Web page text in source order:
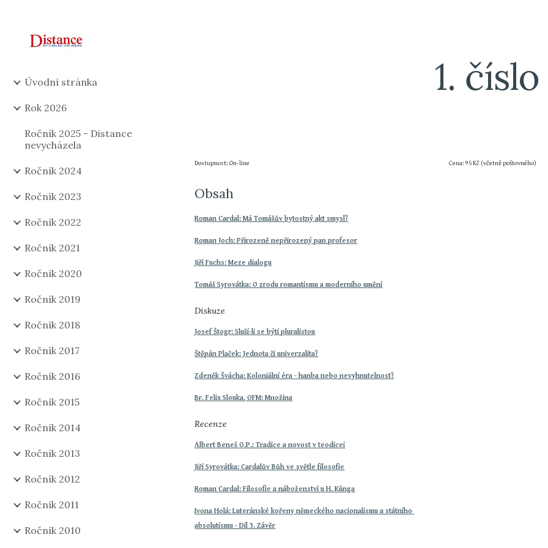
Úvodní stránka
Rok 2026
Ročník 2025 - Distance
nevycházela
Ročník 2024
Ročník 2023
Ročník 2022
Ročník 2021
Ročník 2020
Ročník 2019
Ročník 2018
Ročník 2017
Ročník 2016
Ročník 2015
Ročník 2014
Ročník 2013
Ročník 2012
Ročník 2011
Ročník 2010
1. číslo
Dostupnost: On-line
Obsah
Roman Cardal: Má Tomášův bytostný akt smysl?
Roman Joch: Přirozeně nepřirozený pan profesor
Jiří Fuchs: Meze dialogu
Tomáš Syrovátka: O zrodu romantismu a moderního umění
Diskuze
Josef Štogr: Sluší-li se býti pluralistou
Štěpán Plaček: Jednota či univerzalita?
Zdeněk Švácha: Koloniální éra - hanba nebo nevyhnutelnost?
Br. Felix Slouka, OFM: Množina
Recenze
Albert Beneš O.P.: Tradice a novost v teodicei
Jiří Syrovátka: Cardalův Bůh ve světle filosofie
Roman Cardal: Filosofie a náboženství u H. Künga
Ivona Holá: Luteránské kořeny německého nacionalismu a státního
absolutismu - Díl 3. Závěr
Cena: 95 Kč (včetně poštovného)